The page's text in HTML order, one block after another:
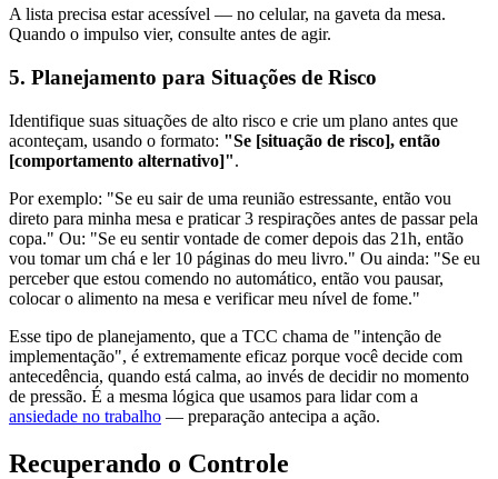
A lista precisa estar acessível — no celular, na gaveta da mesa.
Quando o impulso vier, consulte antes de agir.
5. Planejamento para Situações de Risco
Identifique suas situações de alto risco e crie um plano antes que
aconteçam, usando o formato: "Se [situação de risco], então
[comportamento alternativo]".
Por exemplo: "Se eu sair de uma reunião estressante, então vou
direto para minha mesa e praticar 3 respirações antes de passar pela
copa." Ou: "Se eu sentir vontade de comer depois das 21h, então
vou tomar um chá e ler 10 páginas do meu livro." Ou ainda: "Se eu
perceber que estou comendo no automático, então vou pausar,
colocar o alimento na mesa e verificar meu nível de fome."
Esse tipo de planejamento, que a TCC chama de "intenção de
implementação", é extremamente eficaz porque você decide com
antecedência, quando está calma, ao invés de decidir no momento
de pressão. É a mesma lógica que usamos para lidar com a
ansiedade no trabalho — preparação antecipa a ação.
Recuperando o Controle